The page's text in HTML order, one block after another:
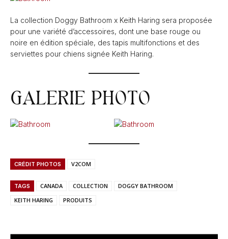
La collection Doggy Bathroom x Keith Haring sera proposée
pour une variété d’accessoires, dont une base rouge ou
noire en édition spéciale, des tapis multifonctions et des
serviettes pour chiens signée Keith Haring.
GALERIE PHOTO
CRÉDIT PHOTOS V2COM
TAGS CANADA COLLECTION
DOGGY BATHROOM
KEITH HARING
PRODUITS